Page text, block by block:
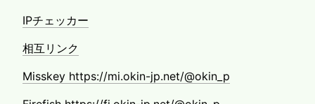
IPチェッカー
相互リンク
Misskey https://mi.okin-jp.net/@okin_p